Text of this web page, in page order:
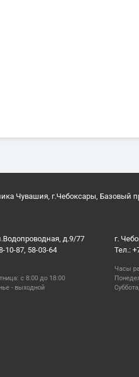
Чувашия, г.Чебоксары, Базовый
д.9/77
10-87, 58-03-64
с 8:00 до 18:00
- выходной
г.
Тел.:
Часы